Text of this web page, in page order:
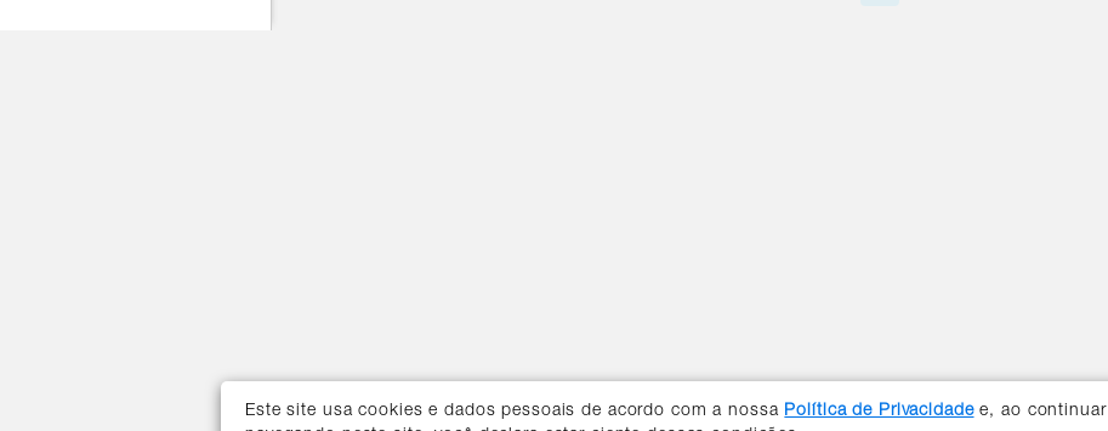
Este site usa cookies e dados pessoais de acordo com a nossa Política de Privacidadee, ao continuar